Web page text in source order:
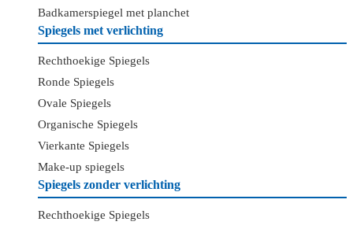
Badkamerspiegel met planchet
Spiegels met verlichting
Rechthoekige Spiegels
Ronde Spiegels
Ovale Spiegels
Organische Spiegels
Vierkante Spiegels
Make-up spiegels
Spiegels zonder verlichting
Rechthoekige Spiegels